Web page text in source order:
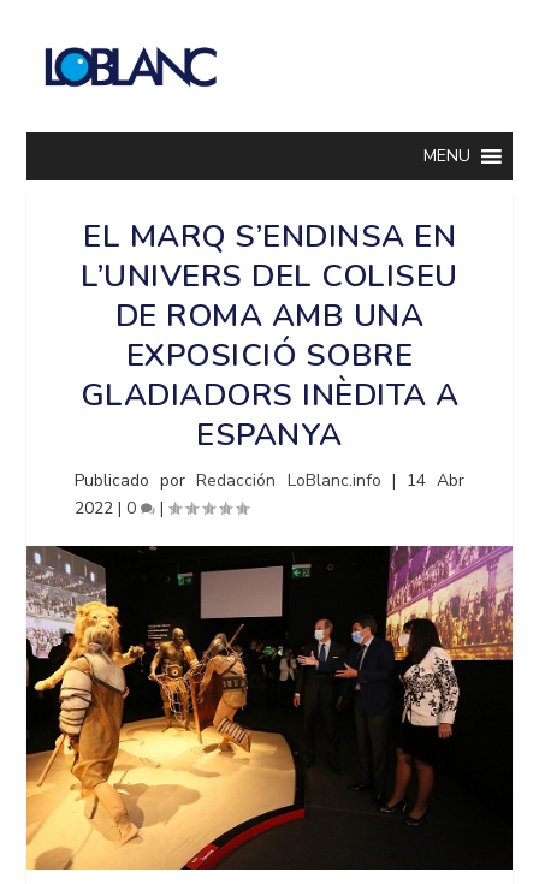
MENU
EL MARQ S’ENDINSA EN
L’UNIVERS DEL COLISEU
DE ROMA AMB UNA
EXPOSICIÓ SOBRE
GLADIADORS INÈDITA A
ESPANYA
Publicado porRedacción LoBlanc.info | 14 Abr
2022 |0 |